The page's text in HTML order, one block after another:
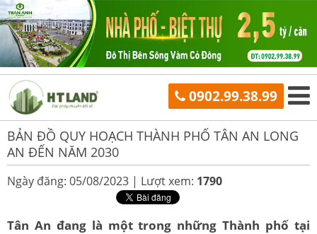
0902.99.38.99
BẢN ĐỒ QUY HOẠCH THÀNH PHỐ TÂN AN LONG
AN ĐẾN NĂM 2030
Ngày đăng: 05/08/2023 | Lượt xem: 1790
Tân An đang là một trong những Thành phố tại